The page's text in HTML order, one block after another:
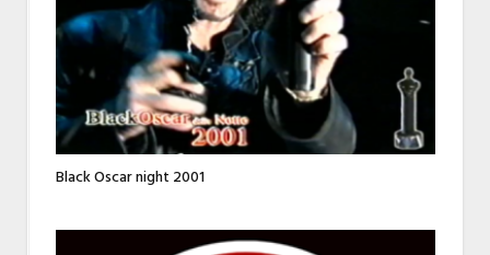
Black Oscar night 2001